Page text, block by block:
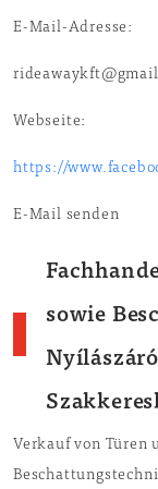
E-Mail-Adresse:
Webseite:
https://
E-Mail senden
sowie
Verkauf von Türen